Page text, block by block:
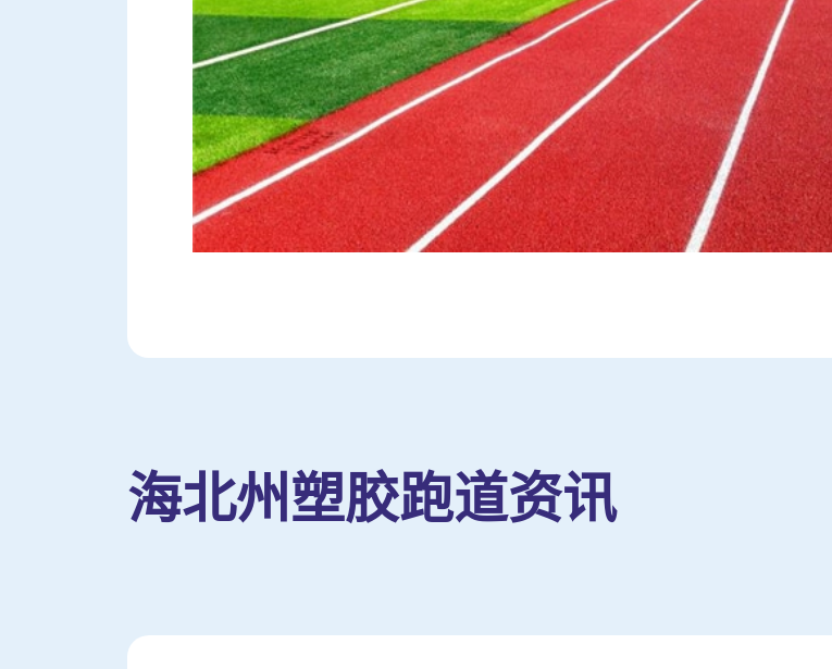
海北州塑胶跑道资讯